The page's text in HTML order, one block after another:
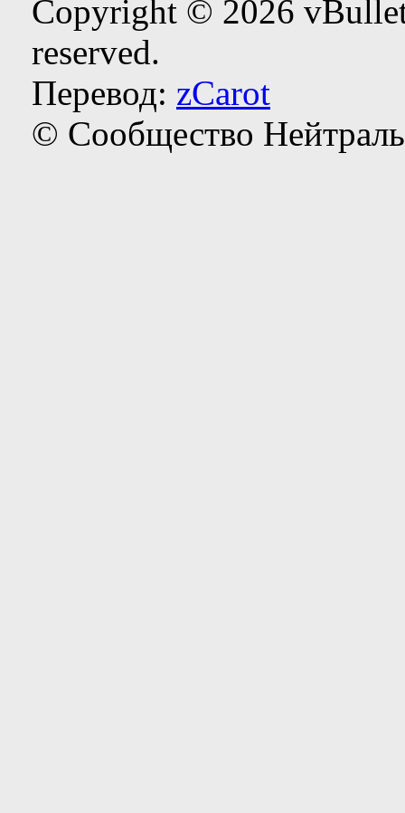
Copyright © 2026
reserved.
Перевод: zCarot
© Сообщество